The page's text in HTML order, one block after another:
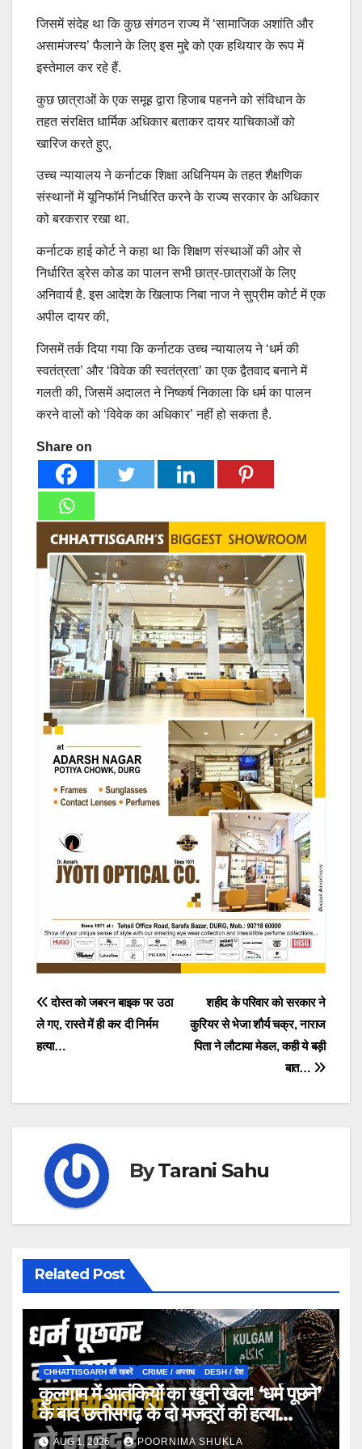
जिसमें संदेह था कि कुछ संगठन राज्य में ‘सामाजिक अशांति और
असामंजस्य’ फैलाने के लिए इस मुद्दे को एक हथियार के रूप में
इस्तेमाल कर रहे हैं.
कुछ छात्राओं के एक समूह द्वारा हिजाब पहनने को संविधान के
तहत संरक्षित धार्मिक अधिकार बताकर दायर याचिकाओं को
खारिज करते हुए,
उच्च न्यायालय ने कर्नाटक शिक्षा अधिनियम के तहत शैक्षणिक
संस्थानों में यूनिफाॅर्म निर्धारित करने के राज्य सरकार के अधिकार
को बरकरार रखा था.
कर्नाटक हाई कोर्ट ने कहा था कि शिक्षण संस्थाओं की ओर से
निर्धारित ड्रेस कोड का पालन सभी छात्र-छात्राओं के लिए
अनिवार्य है. इस आदेश के खिलाफ निबा नाज ने सुप्रीम कोर्ट में एक
अपील दायर की,
जिसमें तर्क दिया गया कि कर्नाटक उच्च न्यायालय ने ‘धर्म की
स्वतंत्रता’ और ‘विवेक की स्वतंत्रता’ का एक द्वैतवाद बनाने में
गलती की, जिसमें अदालत ने निष्कर्ष निकाला कि धर्म का पालन
करने वालों को ‘विवेक का अधिकार’ नहीं हो सकता है.
Share on
Post
navigation
शहीद के परिवार को सरकार ने
कुरियर से भेजा शौर्य चक्र, नाराज
पिता ने लौटाया मेडल, कही ये बड़ी
बात…
दोस्त को जबरन बाइक पर उठा
ले गए, रास्ते में ही कर दी निर्मम
हत्या…
ByTarani Sahu
Related Post
CHHATTISGARH की खबरें CRIME / अपराध DESH / देश
कुलगाम में आतंकियों का खूनी खेल! ‘धर्म पूछने’
के बाद छत्तीसगढ़ के दो मजदूरों की हत्या…
AUG 1, 2026 POORNIMA SHUKLA